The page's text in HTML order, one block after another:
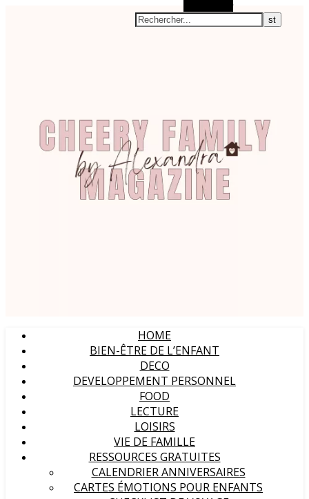
HOME
BIEN-ÊTRE DE L’ENFANT
DECO
DEVELOPPEMENT PERSONNEL
FOOD
LECTURE
LOISIRS
VIE DE FAMILLE
RESSOURCES GRATUITES
CALENDRIER ANNIVERSAIRES
CARTES ÉMOTIONS POUR ENFANTS